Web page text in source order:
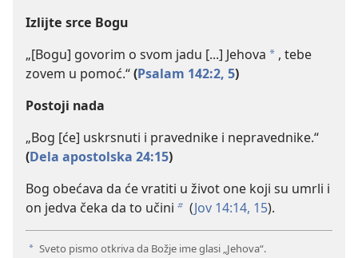
Izlijte srce Bogu
„[Bogu] govorim o svom jadu [...] Jehova a , tebe
zovem u pomoć.“(Psalam 142:2, 5)
Postoji nada
„Bog [će] uskrsnuti i pravednike i nepravednike.“
(Dela apostolska 24:15)
Bog obećava da će vratiti u život one koji su umrli i
on jedva čeka da to učini b (Jov 14:14, 15).
a Sveto pismo otkriva da Božje ime glasi „Jehova“.